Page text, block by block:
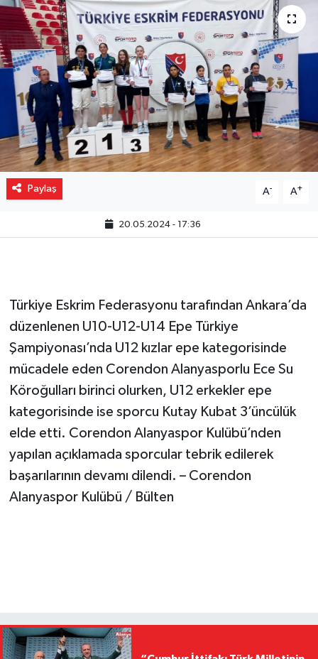
Paylaş A- A+
20.05.2024 - 17:36
Türkiye Eskrim Federasyonu tarafından Ankara’da
düzenlenen U10-U12-U14 Epe Türkiye
Şampiyonası’nda U12 kızlar epe kategorisinde
mücadele eden Corendon Alanyasporlu Ece Su
Köroğulları birinci olurken, U12 erkekler epe
kategorisinde ise sporcu Kutay Kubat 3’üncülük
elde etti. Corendon Alanyaspor Kulübü’nden
yapılan açıklamada sporcular tebrik edilerek
başarılarının devamı dilendi. – Corendon
Alanyaspor Kulübü / Bülten
Gündem
Politika
Spor
Turizm